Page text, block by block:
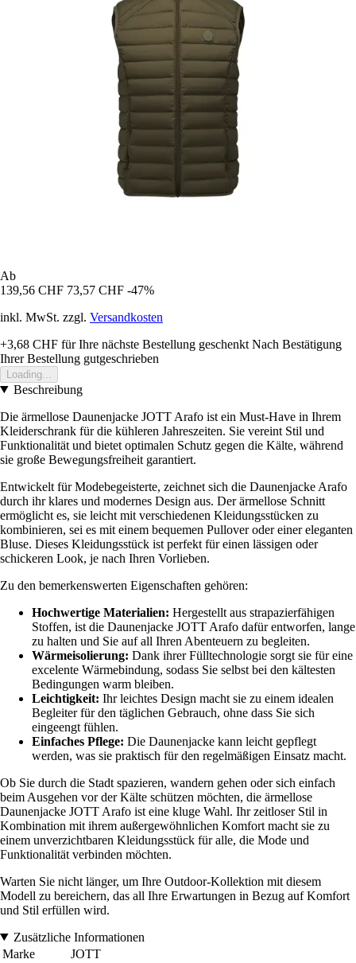
Ab
139,56 CHF 73,57 CHF -47%
inkl. MwSt. zzgl. Versandkosten
+3,68 CHF für Ihre nächste Bestellung geschenkt Nach Bestätigung
Ihrer Bestellung gutgeschrieben
Loading...
Beschreibung
Die ärmellose Daunenjacke JOTT Arafo ist ein Must-Have in Ihrem
Kleiderschrank für die kühleren Jahreszeiten. Sie vereint Stil und
Funktionalität und bietet optimalen Schutz gegen die Kälte, während
sie große Bewegungsfreiheit garantiert.
Entwickelt für Modebegeisterte, zeichnet sich die Daunenjacke Arafo
durch ihr klares und modernes Design aus. Der ärmellose Schnitt
ermöglicht es, sie leicht mit verschiedenen Kleidungsstücken zu
kombinieren, sei es mit einem bequemen Pullover oder einer eleganten
Bluse. Dieses Kleidungsstück ist perfekt für einen lässigen oder
schickeren Look, je nach Ihren Vorlieben.
Zu den bemerkenswerten Eigenschaften gehören:
Hochwertige Materialien: Hergestellt aus strapazierfähigen
Stoffen, ist die Daunenjacke JOTT Arafo dafür entworfen, lange
zu halten und Sie auf all Ihren Abenteuern zu begleiten.
Wärmeisolierung: Dank ihrer Fülltechnologie sorgt sie für eine
excelente Wärmebindung, sodass Sie selbst bei den kältesten
Bedingungen warm bleiben.
Leichtigkeit: Ihr leichtes Design macht sie zu einem idealen
Begleiter für den täglichen Gebrauch, ohne dass Sie sich
eingeengt fühlen.
Einfaches Pflege: Die Daunenjacke kann leicht gepflegt
werden, was sie praktisch für den regelmäßigen Einsatz macht.
Ob Sie durch die Stadt spazieren, wandern gehen oder sich einfach
beim Ausgehen vor der Kälte schützen möchten, die ärmellose
Daunenjacke JOTT Arafo ist eine kluge Wahl. Ihr zeitloser Stil in
Kombination mit ihrem außergewöhnlichen Komfort macht sie zu
einem unverzichtbaren Kleidungsstück für alle, die Mode und
Funktionalität verbinden möchten.
Warten Sie nicht länger, um Ihre Outdoor-Kollektion mit diesem
Modell zu bereichern, das all Ihre Erwartungen in Bezug auf Komfort
und Stil erfüllen wird.
Zusätzliche Informationen
Marke
JOTT